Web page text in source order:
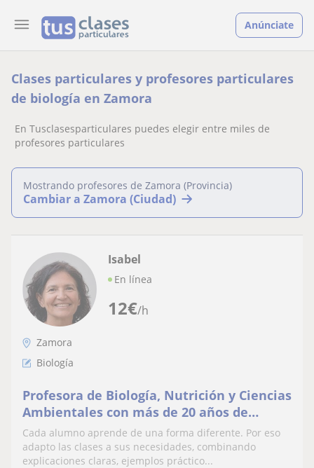
Anúnciate
Clases particulares y profesores particulares
de biología en Zamora
En Tusclasesparticulares puedes elegir entre miles de
profesores particulares
Mostrando profesores de Zamora (Provincia)
Cambiar a Zamora (Ciudad)
12€/h
Isabel
En línea
Zamora
Biología
Profesora de Biología, Nutrición y Ciencias
Ambientales con más de 20 años de
experiencia. Clases online y presenciales
adaptadas
Cada alumno aprende de una forma diferente. Por eso
adapto las clases a sus necesidades, combinando
explicaciones claras, ejemplos práctico...